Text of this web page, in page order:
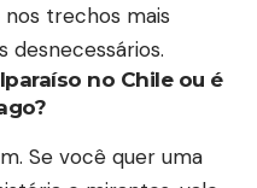
trechos mais
desnecessários.
no Chile ou é
Se você quer uma